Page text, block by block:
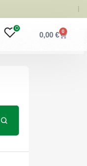
0
0,00 € 0